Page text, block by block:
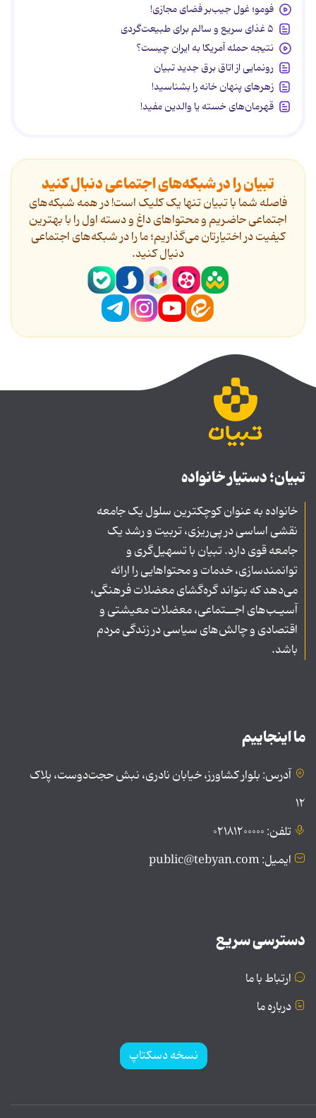
فومو؛ غول جیب‌بر فضای مجازی!
۵ غذای سریع و سالم برای طبیعت‌گردی
نتیجه حمله آمریکا به ایران چیست؟
رونمایی از اتاق برق جدید تبیان
زهرهای پنهان خانه را بشناسید!
قهرمان‌های خسته یا والدین مفید!
تبیان را در شبکه‌های اجتماعی دنبال کنید
فاصله شما با تبیان تنها یک کلیک است! در همه شبکه‌های
اجتماعی حاضریم و محتواهای داغ و دسته اول را با بهترین
کیفیت در اختیارتان می‌گذاریم؛ ما را در شبکه‌های اجتماعی
دنیال کنید.
تبیان؛ دستیار خانواده
خانواده به عنوان کوچکترین سلول یک جامعه
نقشی اساسی در پی‌ریزی، تربیت و رشد یک
جامعه قوی دارد. تبیان با تسهیل‌گری و
توانمندسازی، خدمات و محتواهایی را ارائه
می‌دهد که بتواند گره‌گشای معضلات فرهنگی،
آسیـب‌های اجــتماعی، معضلات معیشتی و
اقتصادی و چالش‌های سیاسی در زندگی مردم
باشد.
ما اینجاییم
آدرس: بلوار کشاورز، خیابان نادری، نبش حجت‌دوست، پلاک
۱۲
تلفن: ۰۲۱۸۱۲۰۰۰۰۰
ایمیل: public@tebyan.com
دسترسی سریع
ارتباط با ما
درباره ما
نسخه دسکتاپ